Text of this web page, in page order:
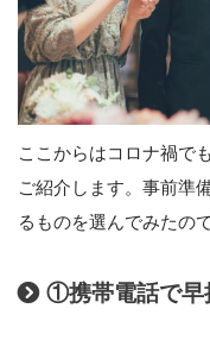
ここからはコロナ禍で
ご紹介します。事前準
るものを選んでみたの
①携帯電話で早